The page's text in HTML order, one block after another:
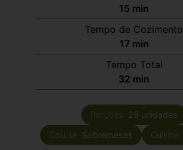
15 min
Tempo de Cozimento
17 min
Tempo Total
32 min
Porções: 25 unidades
Course: Sobremesas Cuisine: